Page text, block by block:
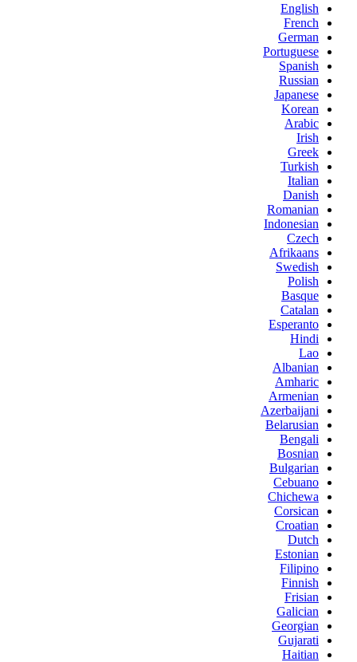
English
French
German
Portuguese
Spanish
Russian
Japanese
Korean
Arabic
Irish
Greek
Turkish
Italian
Danish
Romanian
Indonesian
Czech
Afrikaans
Swedish
Polish
Basque
Catalan
Esperanto
Hindi
Lao
Albanian
Amharic
Armenian
Azerbaijani
Belarusian
Bengali
Bosnian
Bulgarian
Cebuano
Chichewa
Corsican
Croatian
Dutch
Estonian
Filipino
Finnish
Frisian
Galician
Georgian
Gujarati
Haitian